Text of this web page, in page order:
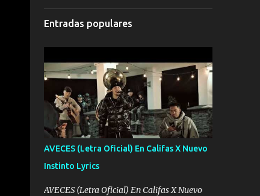
Entradas populares
AVECES (Letra Oficial) En Califas X Nuevo
Instinto Lyrics
AVECES (Letra Oficial) En Califas X Nuevo